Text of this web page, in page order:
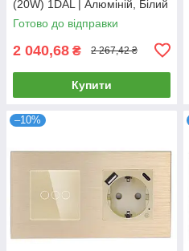
(20W) 1DAL | Алюміній, Білий
(A157-GSW2G.WF-
STUTC.WF.WT)
Готово до відправки
2 040,68 ₴ 2 267,42 ₴
Купити
–10%